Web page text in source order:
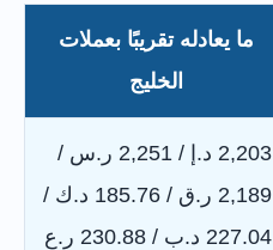
ما يعادله تقريبًا بعملات
الخليج
2,203 د.إ / 2,251 ر.س /
2,189 ر.ق / 185.76 د.ك /
227.04 د.ب / 230.88 ر.ع